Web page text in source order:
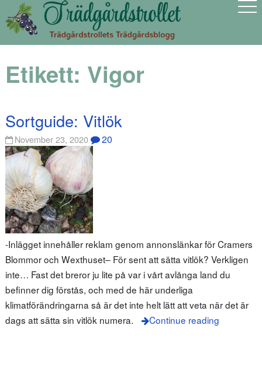
Etikett: Vigor
Sortguide: Vitlök
November 23, 2020 20
-Inlägget innehåller reklam genom annonslänkar för Cramers
Blommor och Wexthuset– För sent att sätta vitlök? Verkligen
inte… Fast det breror ju lite på var i vårt avlånga land du
befinner dig förstås, och med de här underliga
klimatförändringarna så är det inte helt lätt att veta när det är
dags att sätta sin vitlök numera.
Continue reading